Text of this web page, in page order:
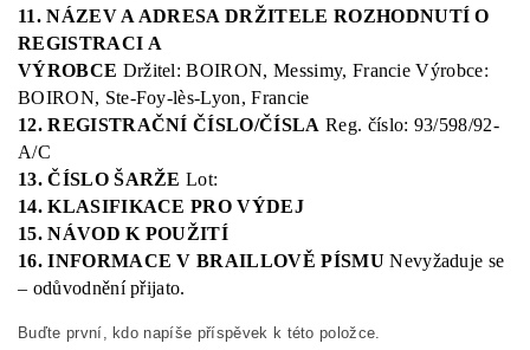
11. NÁZEV A ADRESA DRŽITELE ROZHODNUTÍ O
REGISTRACI A
VÝROBCE Držitel: BOIRON, Messimy, Francie Výrobce:
BOIRON, Ste-Foy-lès-Lyon, Francie
12. REGISTRAČNÍ ČÍSLO/ČÍSLA Reg. číslo: 93/598/92-
A/C
13. ČÍSLO ŠARŽE Lot:
14. KLASIFIKACE PRO VÝDEJ
15. NÁVOD K POUŽITÍ
16. INFORMACE V BRAILLOVĚ PÍSMU Nevyžaduje se
– odůvodnění přijato.
Buďte první, kdo napíše příspěvek k této položce.